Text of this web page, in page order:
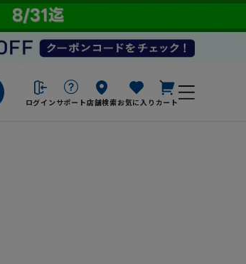
ログイン サポート店舗検索お気に入り カート